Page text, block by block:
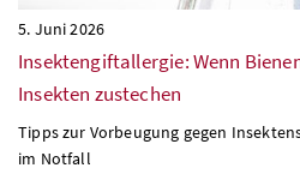
5. Juni 2026
Insektengiftallergie: Wenn
Insekten zustechen
Tipps zur Vorbeugung gegen
im Notfall